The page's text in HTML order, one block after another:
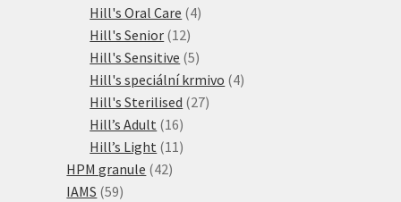
produkty
Hill's Oral Care 44
Hill's Senior 1212
produktů
Hill's Sensitive 55
produktů
Hill's speciální krmivo 44
Hill's Sterilised 2727
Hill’s Adult 1616
produktů
Hill’s Light 11 11
HPM granule 4242
IAMS 5959